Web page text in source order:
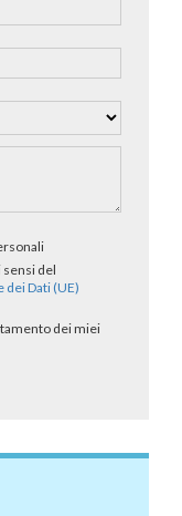
sensi del
Dati (UE)
dei miei